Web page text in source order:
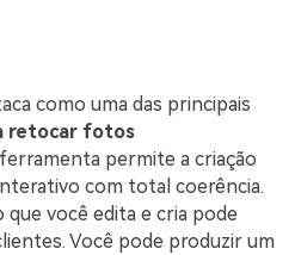
como uma das principais
retocar fotos
permite a criação
com total coerência.
você edita e cria pode
Você pode produzir um